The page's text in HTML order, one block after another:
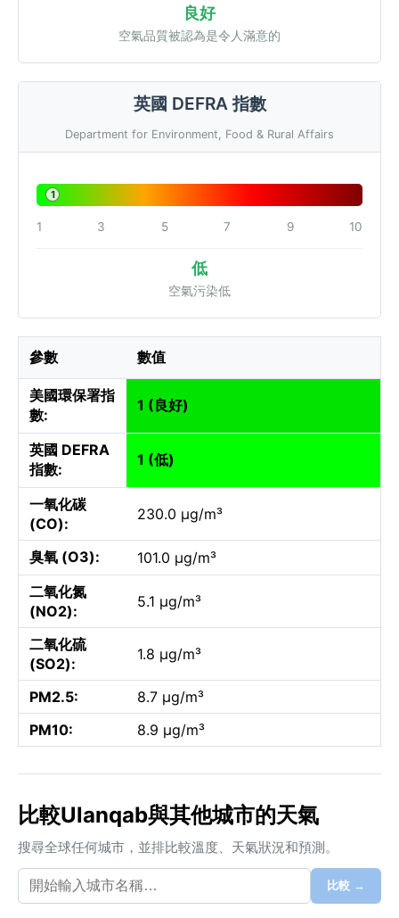
良好
空氣品質被認為是令人滿意的
英國 DEFRA 指數
Department for Environment, Food & Rural Affairs
1
1 3 5 7 9 10
低
空氣污染低
參數 數值
美國環保署指
數:
1 (良好)
英國 DEFRA
指數:
1 (低)
一氧化碳
(CO):
230.0 µg/m³
臭氧 (O3):
101.0 µg/m³
二氧化氮
(NO2):
5.1 µg/m³
二氧化硫
(SO2):
1.8 µg/m³
PM2.5:
8.7 µg/m³
PM10:
8.9 µg/m³
比較Ulanqab與其他城市的天氣
搜尋全球任何城市，並排比較溫度、天氣狀況和預測。
比較 →